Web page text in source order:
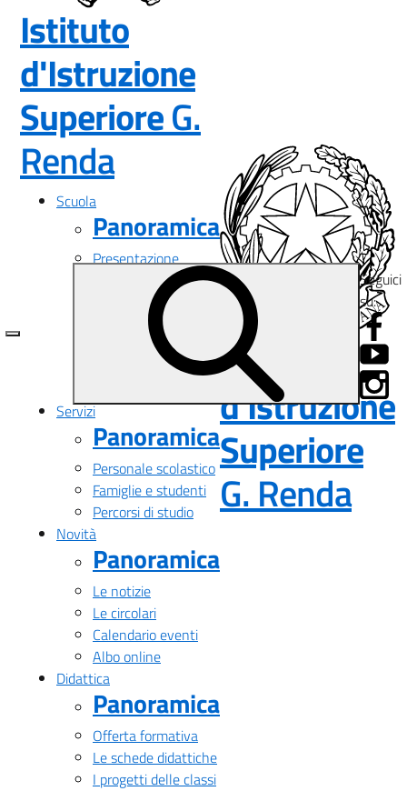
Istituto
d'Istruzione
SuperioreG.
Renda— Visita la pagina
Scuola
Panoramica
Presentazione
Le persone
I numeri della scuola
Le carte della scuola
Organizzazione
Servizi
Panoramica
Personale scolastico
Famiglie e studenti
Percorsi di studio
Novità
Panoramica
Le notizie
Le circolari
Calendario eventi
Albo online
Didattica
Panoramica
Offerta formativa
Le schede didattiche
I progetti delle classi
Istituto
d'Istruzione
Superiore
G. Renda—
Seguici
su: